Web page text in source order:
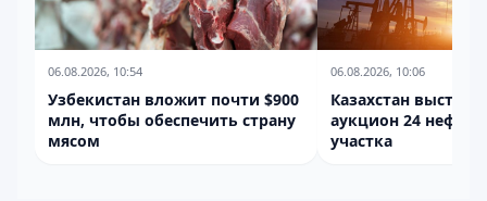
06.08.2026, 10:54
Узбекистан вложит почти $900
млн, чтобы обеспечить страну
мясом
06.08.2026, 10:06
Казахстан
аукцион 24
участка